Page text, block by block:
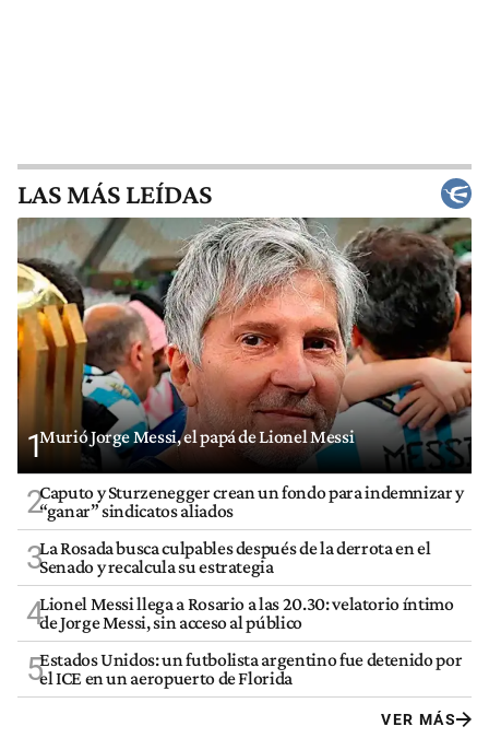
LAS MÁS LEÍDAS
1Murió Jorge Messi, el papá de Lionel Messi
2Caputo y Sturzenegger crean un fondo para indemnizar y
“ganar” sindicatos aliados
3La Rosada busca culpables después de la derrota en el
Senado y recalcula su estrategia
4Lionel Messi llega a Rosario a las 20.30: velatorio íntimo
de Jorge Messi, sin acceso al público
5Estados Unidos: un futbolista argentino fue detenido por
el ICE en un aeropuerto de Florida
VER MÁS